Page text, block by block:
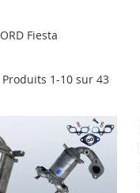
Fiesta
Produits 1-10 sur43